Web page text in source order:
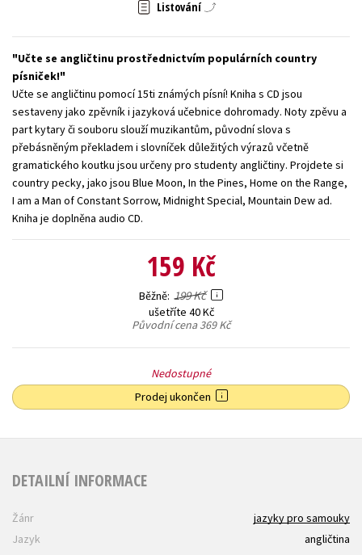
Všechny tituly
Listování
Učte se angličtinu prostřednictvím populárních country
písniček!
Učte se angličtinu pomocí 15ti známých písní! Kniha s CD jsou
sestaveny jako zpěvník i jazyková učebnice dohromady. Noty zpěvu a
part kytary či souboru slouží muzikantům, původní slova s
přebásněným překladem i slovníček důležitých výrazů včetně
gramatického koutku jsou určeny pro studenty angličtiny. Projdete si
country pecky, jako jsou Blue Moon, In the Pines, Home on the Range,
I am a Man of Constant Sorrow, Midnight Special, Mountain Dew ad.
Kniha je doplněna audio CD.
159 Kč
Běžně 199 Kč
ušetříte 40 Kč
Původní cena369 Kč
Nedostupné
Prodej ukončen
DETAILNÍ INFORMACE
Žánr
jazyky pro samouky
Jazyk
angličtina